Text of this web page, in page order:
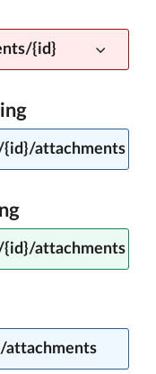
{id}
attachments
attachments